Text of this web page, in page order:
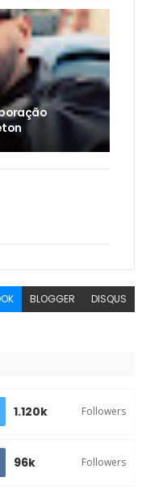
BLOGGER DISQUS
1.120k Followers
96k Followers